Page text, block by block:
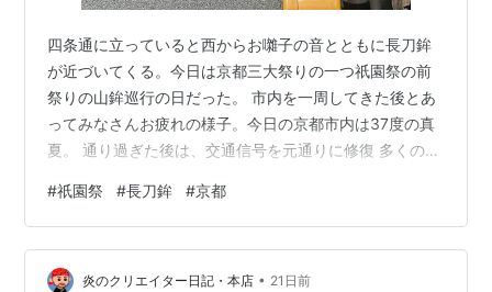
四条通に立っていると西からお囃子の音とともに長刀鉾
が近づいてくる。今日は京都三大祭りの一つ祇園祭の前
祭りの山鉾巡行の日だった。 市内を一周してきた後とあ
ってみなさんお疲れの様子。今日の京都市内は37度の真
夏。 通り過ぎた後は、交通信号を元通りに修復 多くの観
を載せられないのが残念！
#祇園祭 #長刀鉾 #京都
炎のクリエイター日記・本店 • 21日前